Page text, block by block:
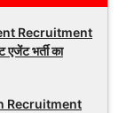
Recruitment
भर्ती का
Recruitment